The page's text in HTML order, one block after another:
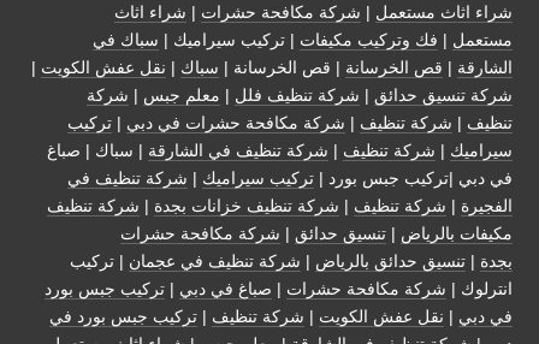
شراء اثاث مستعمل | شركة مكافحة حشرات | شراء اثاث
مستعمل | فك وتركيب مكيفات | تركيب سيراميك | سباك في
الشارقة | قص الخرسانة | قص الخرسانة | سباك | نقل عفش الكويت |
شركة تنسيق حدائق | شركة تنظيف فلل | معلم جبس | شركة
تنظيف | شركة تنظيف | شركة مكافحة حشرات في دبي | تركيب
سيراميك | شركة تنظيف | شركة تنظيف في الشارقة | سباك | صباغ
في دبي |تركيب جبس بورد | تركيب سيراميك | شركة تنظيف في
الفجيرة | شركة تنظيف | شركة تنظيف خزانات بجدة | شركة تنظيف
مكيفات بالرياض | تنسيق حدائق | شركة مكافحة حشرات
بجدة | تنسيق حدائق بالرياض | شركة تنظيف في عجمان | تركيب
انترلوك | شركة مكافحة حشرات | صباغ في دبي | تركيب جبس بورد
في دبي | نقل عفش الكويت | شركة تنظيف | تركيب جبس بورد في